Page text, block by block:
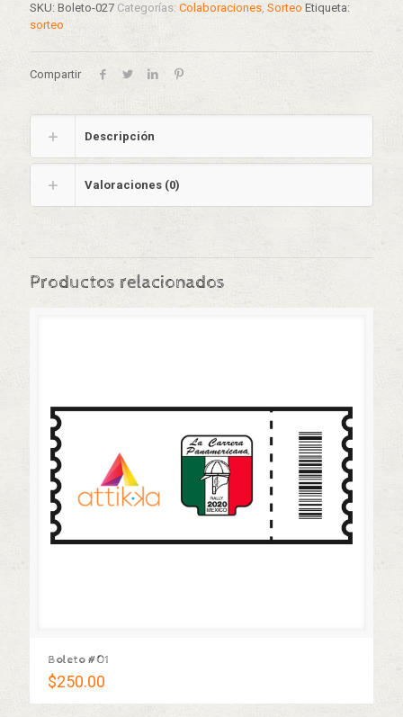
SKU: Boleto-027 Categorías: Colaboraciones, Sorteo Etiqueta:
sorteo
Compartir
Descripción
Valoraciones (0)
Productos relacionados
Boleto #01
$250.00